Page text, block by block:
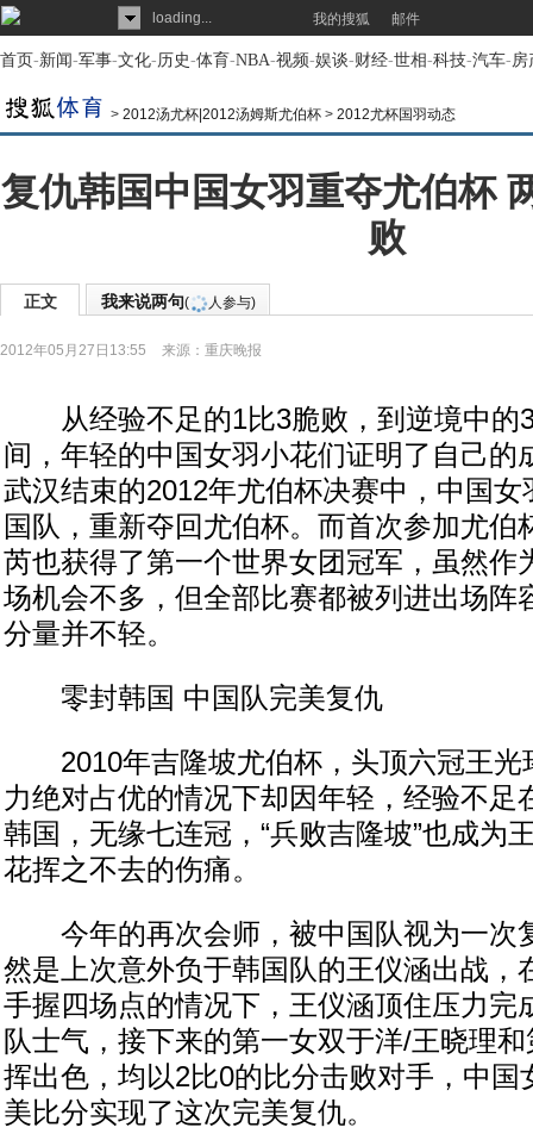
loading... 我的搜狐 邮件
首页-新闻-军事-文化-历史-体育-NBA-视频-娱谈-财经-世相-科技-汽车-房
> 2012汤尤杯|2012汤姆斯尤伯杯 > 2012尤杯国羽动态
复仇韩国中国女羽重夺尤伯杯
败
正文 我来说两句( 人参与)
2012年05月27日13:55 来源： 重庆晚报
从经验不足的1比3脆败，到逆境中的
间，年轻的中国女羽小花们证明了自己
武汉结束的2012年尤伯杯决赛中，中国
国队，重新夺回尤伯杯。而首次参加尤伯
芮也获得了第一个世界女团冠军，虽然作
场机会不多，但全部比赛都被列进出场阵
分量并不轻。
零封韩国 中国队完美复仇
2010年吉隆坡尤伯杯，头顶六冠王光
力绝对占优的情况下却因年轻，经验不足
韩国，无缘七连冠，“兵败吉隆坡”也成为
花挥之不去的伤痛。
今年的再次会师，被中国队视为一次
然是上次意外负于韩国队的王仪涵出战，
手握四场点的情况下，王仪涵顶住压力完
队士气，接下来的第一女双于洋/王晓理
挥出色，均以2比0的比分击败对手，中国
美比分实现了这次完美复仇。